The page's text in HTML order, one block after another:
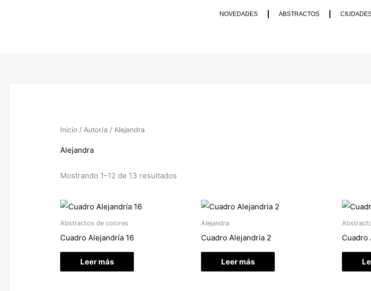
NOVEDADES ABSTRACTOS
Inicio / Autor/a / Alejandra
Alejandra
Mostrando 1–12 de 13 resultados
Abstractos de colores
Cuadro Alejandría 16
Leer más
Alejandra
Cuadro Alejandria 2
Leer más
Cuadro